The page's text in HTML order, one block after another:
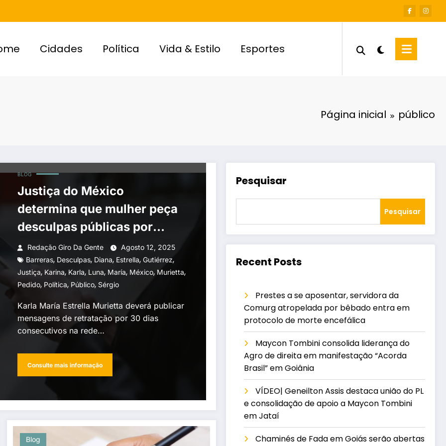
Cidades Política Vida & Estilo Esportes
Página inicial público
BLOG
Justiça do México
determina que mulher peça
desculpas públicas por
críticas a casal de políticos
Redação Giro Da Gente
Agosto 12, 2025
Barreras, Desculpas, Diana, Estrella, Gutiérrez,
Justiça, Karina, Karla, Luna, María, México, Murietta,
Pedido, Política, Público, Sérgio
Karla María Estrella Murietta deverá publicar
mensagens de retratação por 30 dias
consecutivos na rede…
Consulte mais informação
Blog
Pesquisar
Pesquisar
Recent Posts
Prestes a se aposentar, servidora da
Comurg atropelada por bêbado entra em
protocolo de morte encefálica
Maycon Tombini consolida liderança do
Agro de direita em manifestação “Acorda
Brasil” em Goiânia
VÍDEO| Geneilton Assis destaca união do PL
e consolidação de apoio a Maycon Tombini
em Jataí
Chaminés de Fada em Goiás serão abertas